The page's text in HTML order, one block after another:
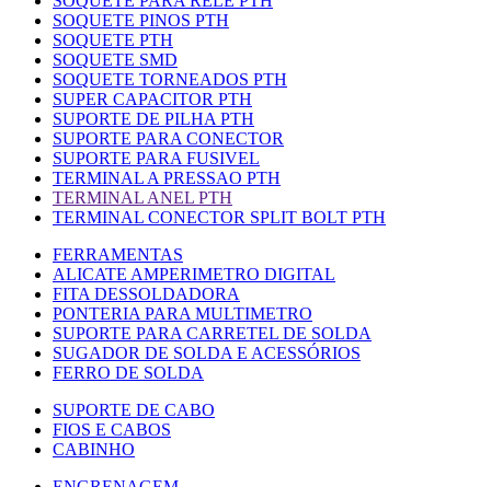
SOQUETE PINOS PTH
SOQUETE PTH
SOQUETE SMD
SOQUETE TORNEADOS PTH
SUPER CAPACITOR PTH
SUPORTE DE PILHA PTH
SUPORTE PARA CONECTOR
SUPORTE PARA FUSIVEL
TERMINAL A PRESSAO PTH
TERMINAL ANEL PTH
TERMINAL CONECTOR SPLIT BOLT PTH
FERRAMENTAS
ALICATE AMPERIMETRO DIGITAL
FITA DESSOLDADORA
PONTERIA PARA MULTIMETRO
SUPORTE PARA CARRETEL DE SOLDA
SUGADOR DE SOLDA E ACESSÓRIOS
FERRO DE SOLDA
SUPORTE DE CABO
FIOS E CABOS
CABINHO